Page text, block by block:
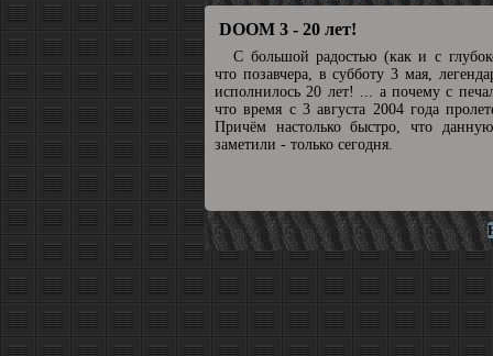
DOOM 3 - 20 лет!
С большой радостью (как и с
что позавчера, в субботу 3 мая,
исполнилось 20 лет! ... а почему с
что время с 3 августа 2004 года
Причём настолько быстро, что
заметили - только сегодня.